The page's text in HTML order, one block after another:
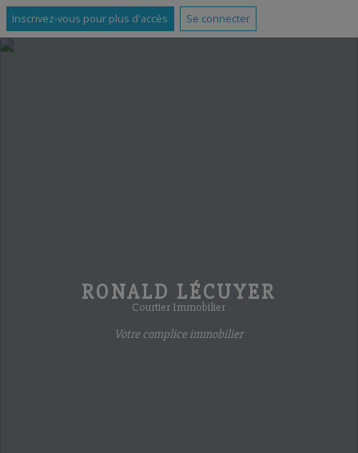
Inscrivez-vous pour plus d'accès Se connecter
RONALD LÉCUYER
Courtier Immobilier
Votre complice immobilier